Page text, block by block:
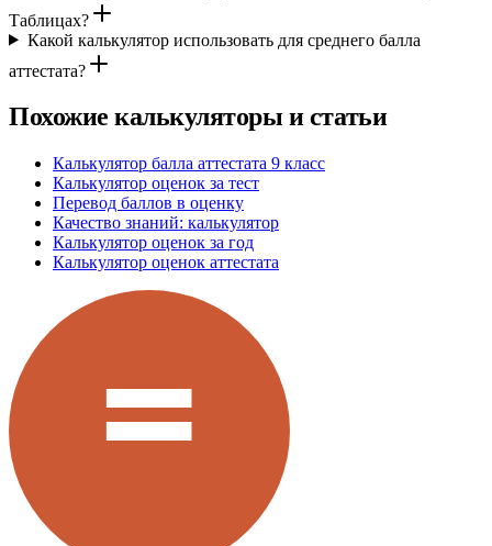
Таблицах?
Какой калькулятор использовать для среднего балла
аттестата?
Похожие калькуляторы и статьи
Калькулятор балла аттестата 9 класс
Калькулятор оценок за тест
Перевод баллов в оценку
Качество знаний: калькулятор
Калькулятор оценок за год
Калькулятор оценок аттестата